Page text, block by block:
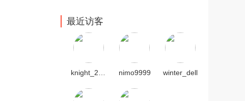
最近访客
nimo9999 winter_dell